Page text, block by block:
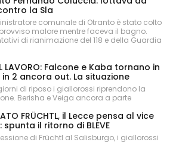
la Sla
comunale di Otranto è stato colto
malore mentre faceva il bagno.
di rianimazione del 118 e della Guardia
LAVORO: Falcone e Kaba tornano in
2 ancora out. La situazione
di riposo i giallorossi riprendono la
Berisha e Veiga ancora a parte
FRÜCHTL, il Lecce pensa al vice
spunta il ritorno di BLEVE
di Früchtl al Salisburgo, i giallorossi